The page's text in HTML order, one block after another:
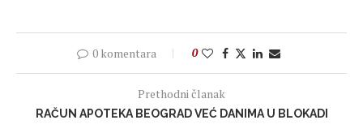
0 komentara 0
Prethodni članak
RAČUN APOTEKA BEOGRAD VEĆ DANIMA U BLOKADI